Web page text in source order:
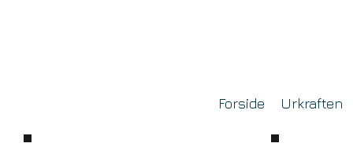
Forside Urkraften
Fabeldyr